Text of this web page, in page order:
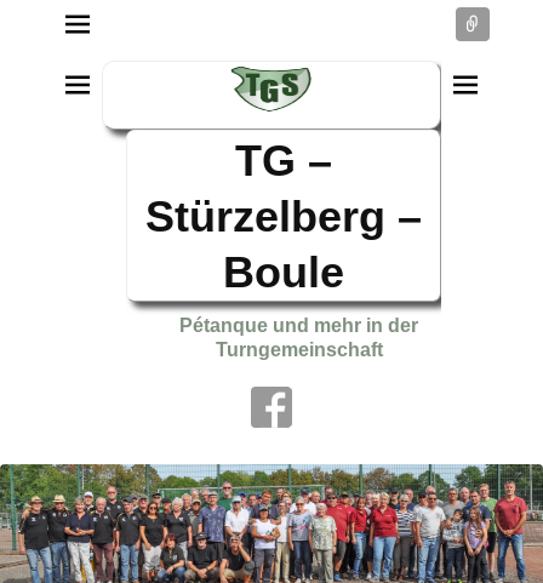
TG –
Stürzelberg –
Boule
Pétanque und mehr in der
Turngemeinschaft